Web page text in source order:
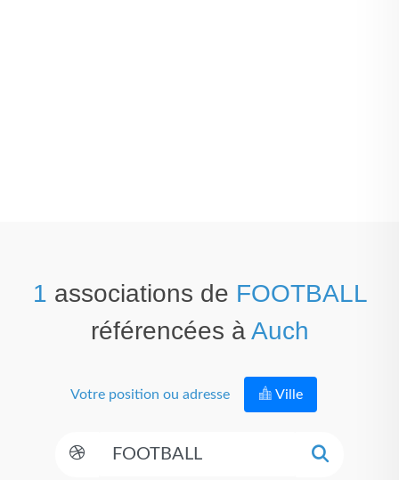
1 associations de FOOTBALL
référencées àAuch
Votre position ou adresse Ville